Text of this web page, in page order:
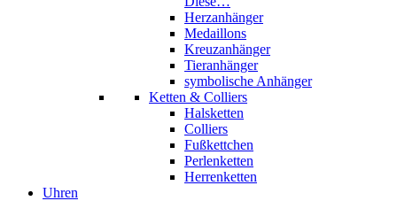
Herzanhänger
Medaillons
Kreuzanhänger
Tieranhänger
symbolische Anhänger
Ketten & Colliers
Halsketten
Colliers
Fußkettchen
Perlenketten
Herrenketten
Uhren